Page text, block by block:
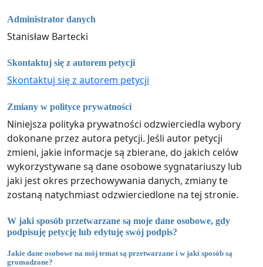
Administrator danych
Stanisław Bartecki
Skontaktuj się z autorem petycji
Skontaktuj się z autorem petycji
Zmiany w polityce prywatności
Niniejsza polityka prywatności odzwierciedla wybory
dokonane przez autora petycji. Jeśli autor petycji
zmieni, jakie informacje są zbierane, do jakich celów
wykorzystywane są dane osobowe sygnatariuszy lub
jaki jest okres przechowywania danych, zmiany te
zostaną natychmiast odzwierciedlone na tej stronie.
W jaki sposób przetwarzane są moje dane osobowe, gdy
podpisuję petycję lub edytuję swój podpis?
Jakie dane osobowe na mój temat są przetwarzane i w jaki sposób są
gromadzone?